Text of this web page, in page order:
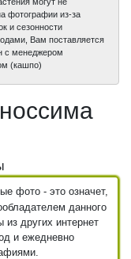
фотографии из-за
и сезонности
Вам поставляется
с менеджером
(кашпо)
фото - это означет,
данного
других интернет
и ежедневно